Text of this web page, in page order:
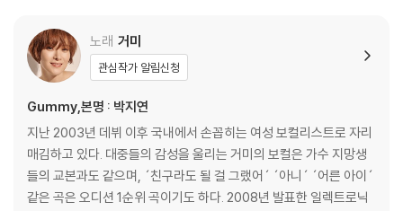
노래 거미
관심작가 알림신청
Gummy,본명 : 박지연
지난 2003년 데뷔 이후 국내에서 손꼽히는 여성 보컬리스트로 자리
매김하고 있다. 대중들의 감성을 울리는 거미의 보컬은 가수 지망생
들의 교본과도 같으며, ´친구라도 될 걸 그랬어´ ´아니´ ´어른 아이´
같은 곡은 오디션 1순위 곡이기도 하다. 2008년 발표한 일렉트로닉